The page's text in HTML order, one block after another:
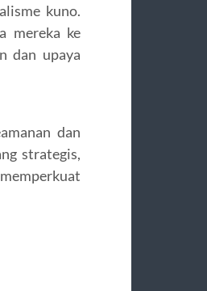
kuno.
mereka ke
dan upaya
dan
strategis,